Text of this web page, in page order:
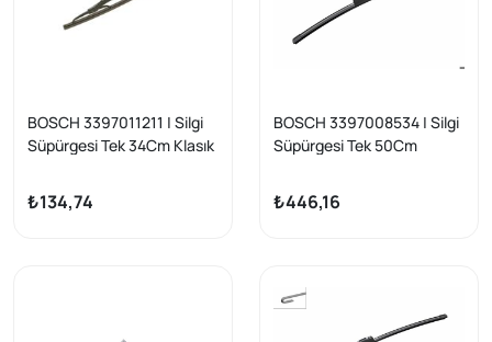
BOSCH 3397011211 | Silgi
Süpürgesi Tek 34Cm Klasık
Escort, Connect, Getz,
Jazz uyumlu
₺134,74
BOSCH 3397008534 | Silgi
Süpürgesi Tek 50Cm
Escort/Mondeo/Connect,
Accent/Elantra/Sonata,
₺446,16